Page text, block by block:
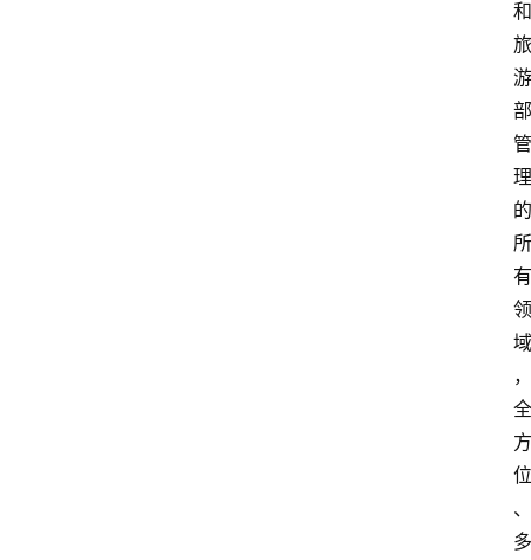
和
旅
游
部
管
理
的
所
有
领
域
，
全
方
位
、
多